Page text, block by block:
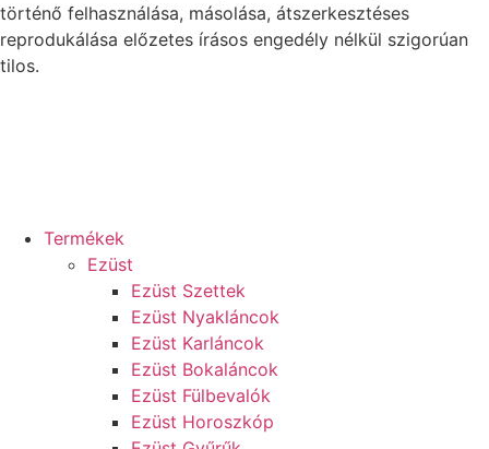
történő felhasználása, másolása, átszerkesztéses
reprodukálása előzetes írásos engedély nélkül szigorúan
tilos.
Termékek
Ezüst
Ezüst Szettek
Ezüst Nyakláncok
Ezüst Karláncok
Ezüst Bokaláncok
Ezüst Fülbevalók
Ezüst Horoszkóp